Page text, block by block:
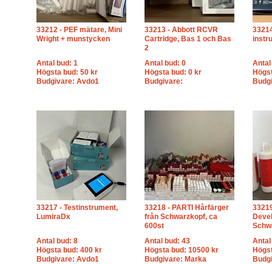
33212 - PEF mätare, Mini
Wright + munstycken
Antal bud: 1
Högsta bud: 50 kr
Budgivare: Avdo1
33213 - Abbott RCVR
Cartridge, Bas 1 och Bas
2
Antal bud: 0
Högsta bud: 0 kr
Budgivare:
Antal
33217 - Testinstrument,
LumiraDx
Antal bud: 8
Högsta bud: 400 kr
Budgivare: Avdo1
33218 - PARTI Hårfärger
från Schwarzkopf, ca
600st
Antal bud: 43
Högsta bud: 10500 kr
Budgivare: Marka
Antal